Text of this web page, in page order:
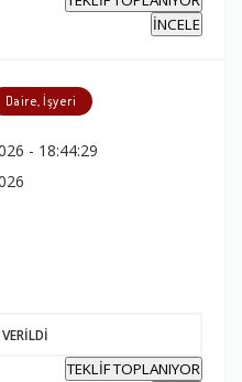
İNCELE
Daire, İşyeri
- 18:44:29
TEKLİF TOPLANIYOR